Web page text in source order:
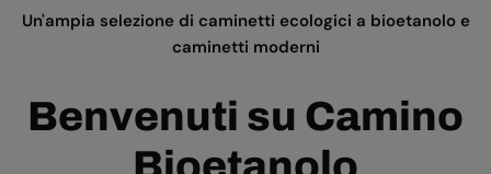
Un'ampia selezione di caminetti ecologici a bioetanolo e
caminetti moderni
Benvenuti su Camino